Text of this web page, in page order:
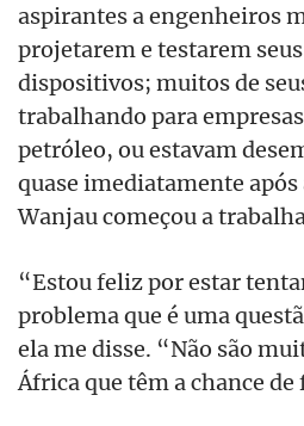
aspirantes a engenheiros
projetarem e testarem
dispositivos; muitos de
trabalhando para
petróleo, ou estavam
quase imediatamente
Wanjau começou a
“Estou feliz por estar
problema que é uma
ela me disse. “Não são
África que têm a chance de